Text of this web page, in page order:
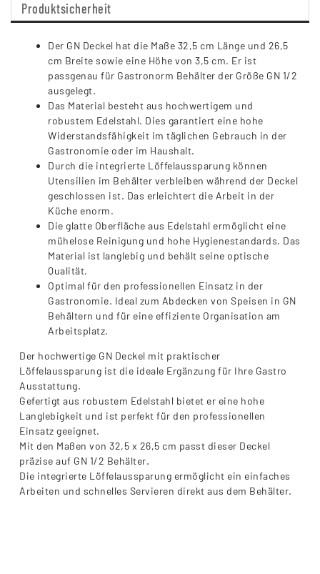
Produktsicherheit
Der GN Deckel hat die Maße 32,5 cm Länge und 26,5
cm Breite sowie eine Höhe von 3,5 cm. Er ist
passgenau für Gastronorm Behälter der Größe GN 1/2
ausgelegt.
Das Material besteht aus hochwertigem und
robustem Edelstahl. Dies garantiert eine hohe
Widerstandsfähigkeit im täglichen Gebrauch in der
Gastronomie oder im Haushalt.
Durch die integrierte Löffelaussparung können
Utensilien im Behälter verbleiben während der Deckel
geschlossen ist. Das erleichtert die Arbeit in der
Küche enorm.
Die glatte Oberfläche aus Edelstahl ermöglicht eine
mühelose Reinigung und hohe Hygienestandards. Das
Material ist langlebig und behält seine optische
Qualität.
Optimal für den professionellen Einsatz in der
Gastronomie. Ideal zum Abdecken von Speisen in GN
Behältern und für eine effiziente Organisation am
Arbeitsplatz.
Der hochwertige GN Deckel mit praktischer
Löffelaussparung ist die ideale Ergänzung für Ihre Gastro
Ausstattung.
Gefertigt aus robustem Edelstahl bietet er eine hohe
Langlebigkeit und ist perfekt für den professionellen
Einsatz geeignet.
Mit den Maßen von 32,5 x 26,5 cm passt dieser Deckel
präzise auf GN 1/2 Behälter.
Die integrierte Löffelaussparung ermöglicht ein einfaches
Arbeiten und schnelles Servieren direkt aus dem Behälter.